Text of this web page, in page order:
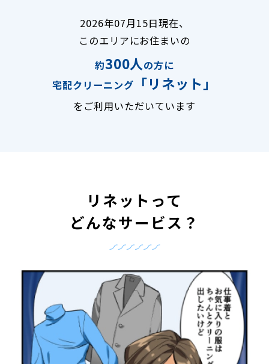
2026年07月15日現在、
このエリアにお住まいの
約300人の方に
宅配クリーニング
「リネット」
をご利用いただいています
リネットって
どんなサービス？